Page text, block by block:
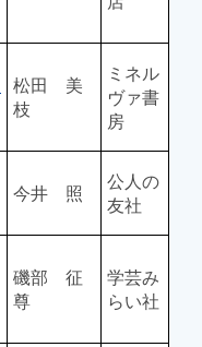
松田 美
枝
ミネル
ヴァ書
房
今井 照
公人の
友社
磯部 征
尊
学芸み
らい社